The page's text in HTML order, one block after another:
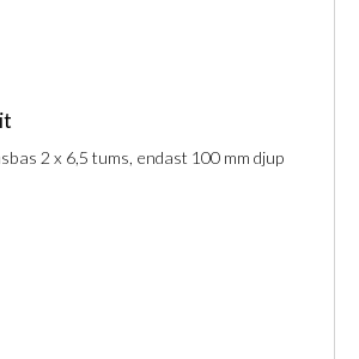
2 x 6,5 tums, endast 100 mm djup